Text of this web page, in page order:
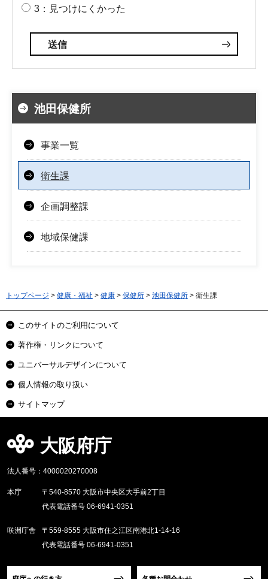
3：見つけにくかった
池田保健所
事業一覧
衛生課
企画調整課
地域保健課
トップページ > 健康・福祉 > 健康 > 保健所 > 池田保健所 > 衛生課
このサイトのご利用について
著作権・リンクについて
ユニバーサルデザインについて
個人情報の取り扱い
サイトマップ
大阪府庁
法人番号：4000020270008
本庁
〒540-8570 大阪市中央区大手前2丁目
代表電話番号 06-6941-0351
咲洲庁舎
〒559-8555 大阪市住之江区南港北1-14-16
代表電話番号 06-6941-0351